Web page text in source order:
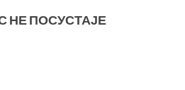
НЕ ПОСУСТАЈЕ